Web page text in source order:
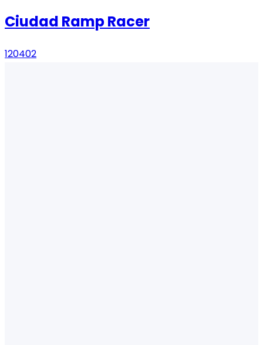
Ciudad Ramp Racer
120402